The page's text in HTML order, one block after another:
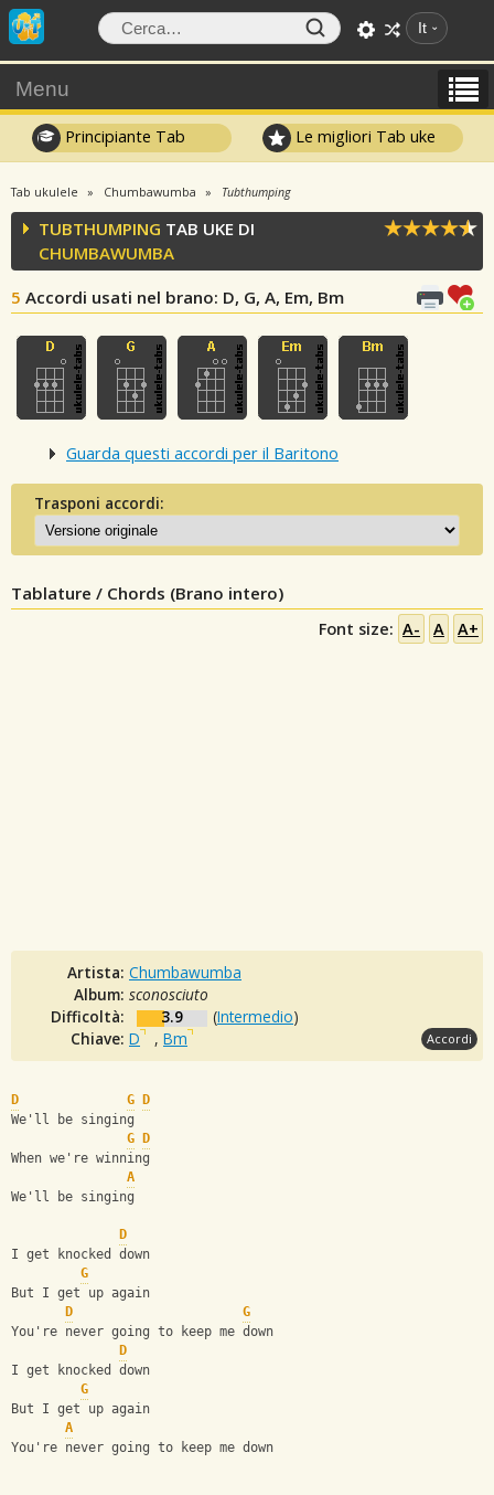
It
Menu
Principiante Tab Le migliori Tab uke
Tab ukulele Chumbawumba Tubthumping
TUBTHUMPING TAB UKE DI
CHUMBAWUMBA
5 Accordi usati nel brano: D, G, A, Em, Bm
Guarda questi accordi per il Baritono
Trasponi accordi:
Tablature / Chords (Brano intero)
Font size: A- A A+
Artista: Chumbawumba
Album: sconosciuto
Difficoltà:
3.9 (Intermedio)
Chiave: D , Bm Accordi
D G
D
We'll be singing
G
D
When we're winning
A
We'll be singing
D
I get knocked down
G
But I get up again
D
G
You're never going to keep me down
D
I get knocked down
G
But I get up again
A
You're never going to keep me down